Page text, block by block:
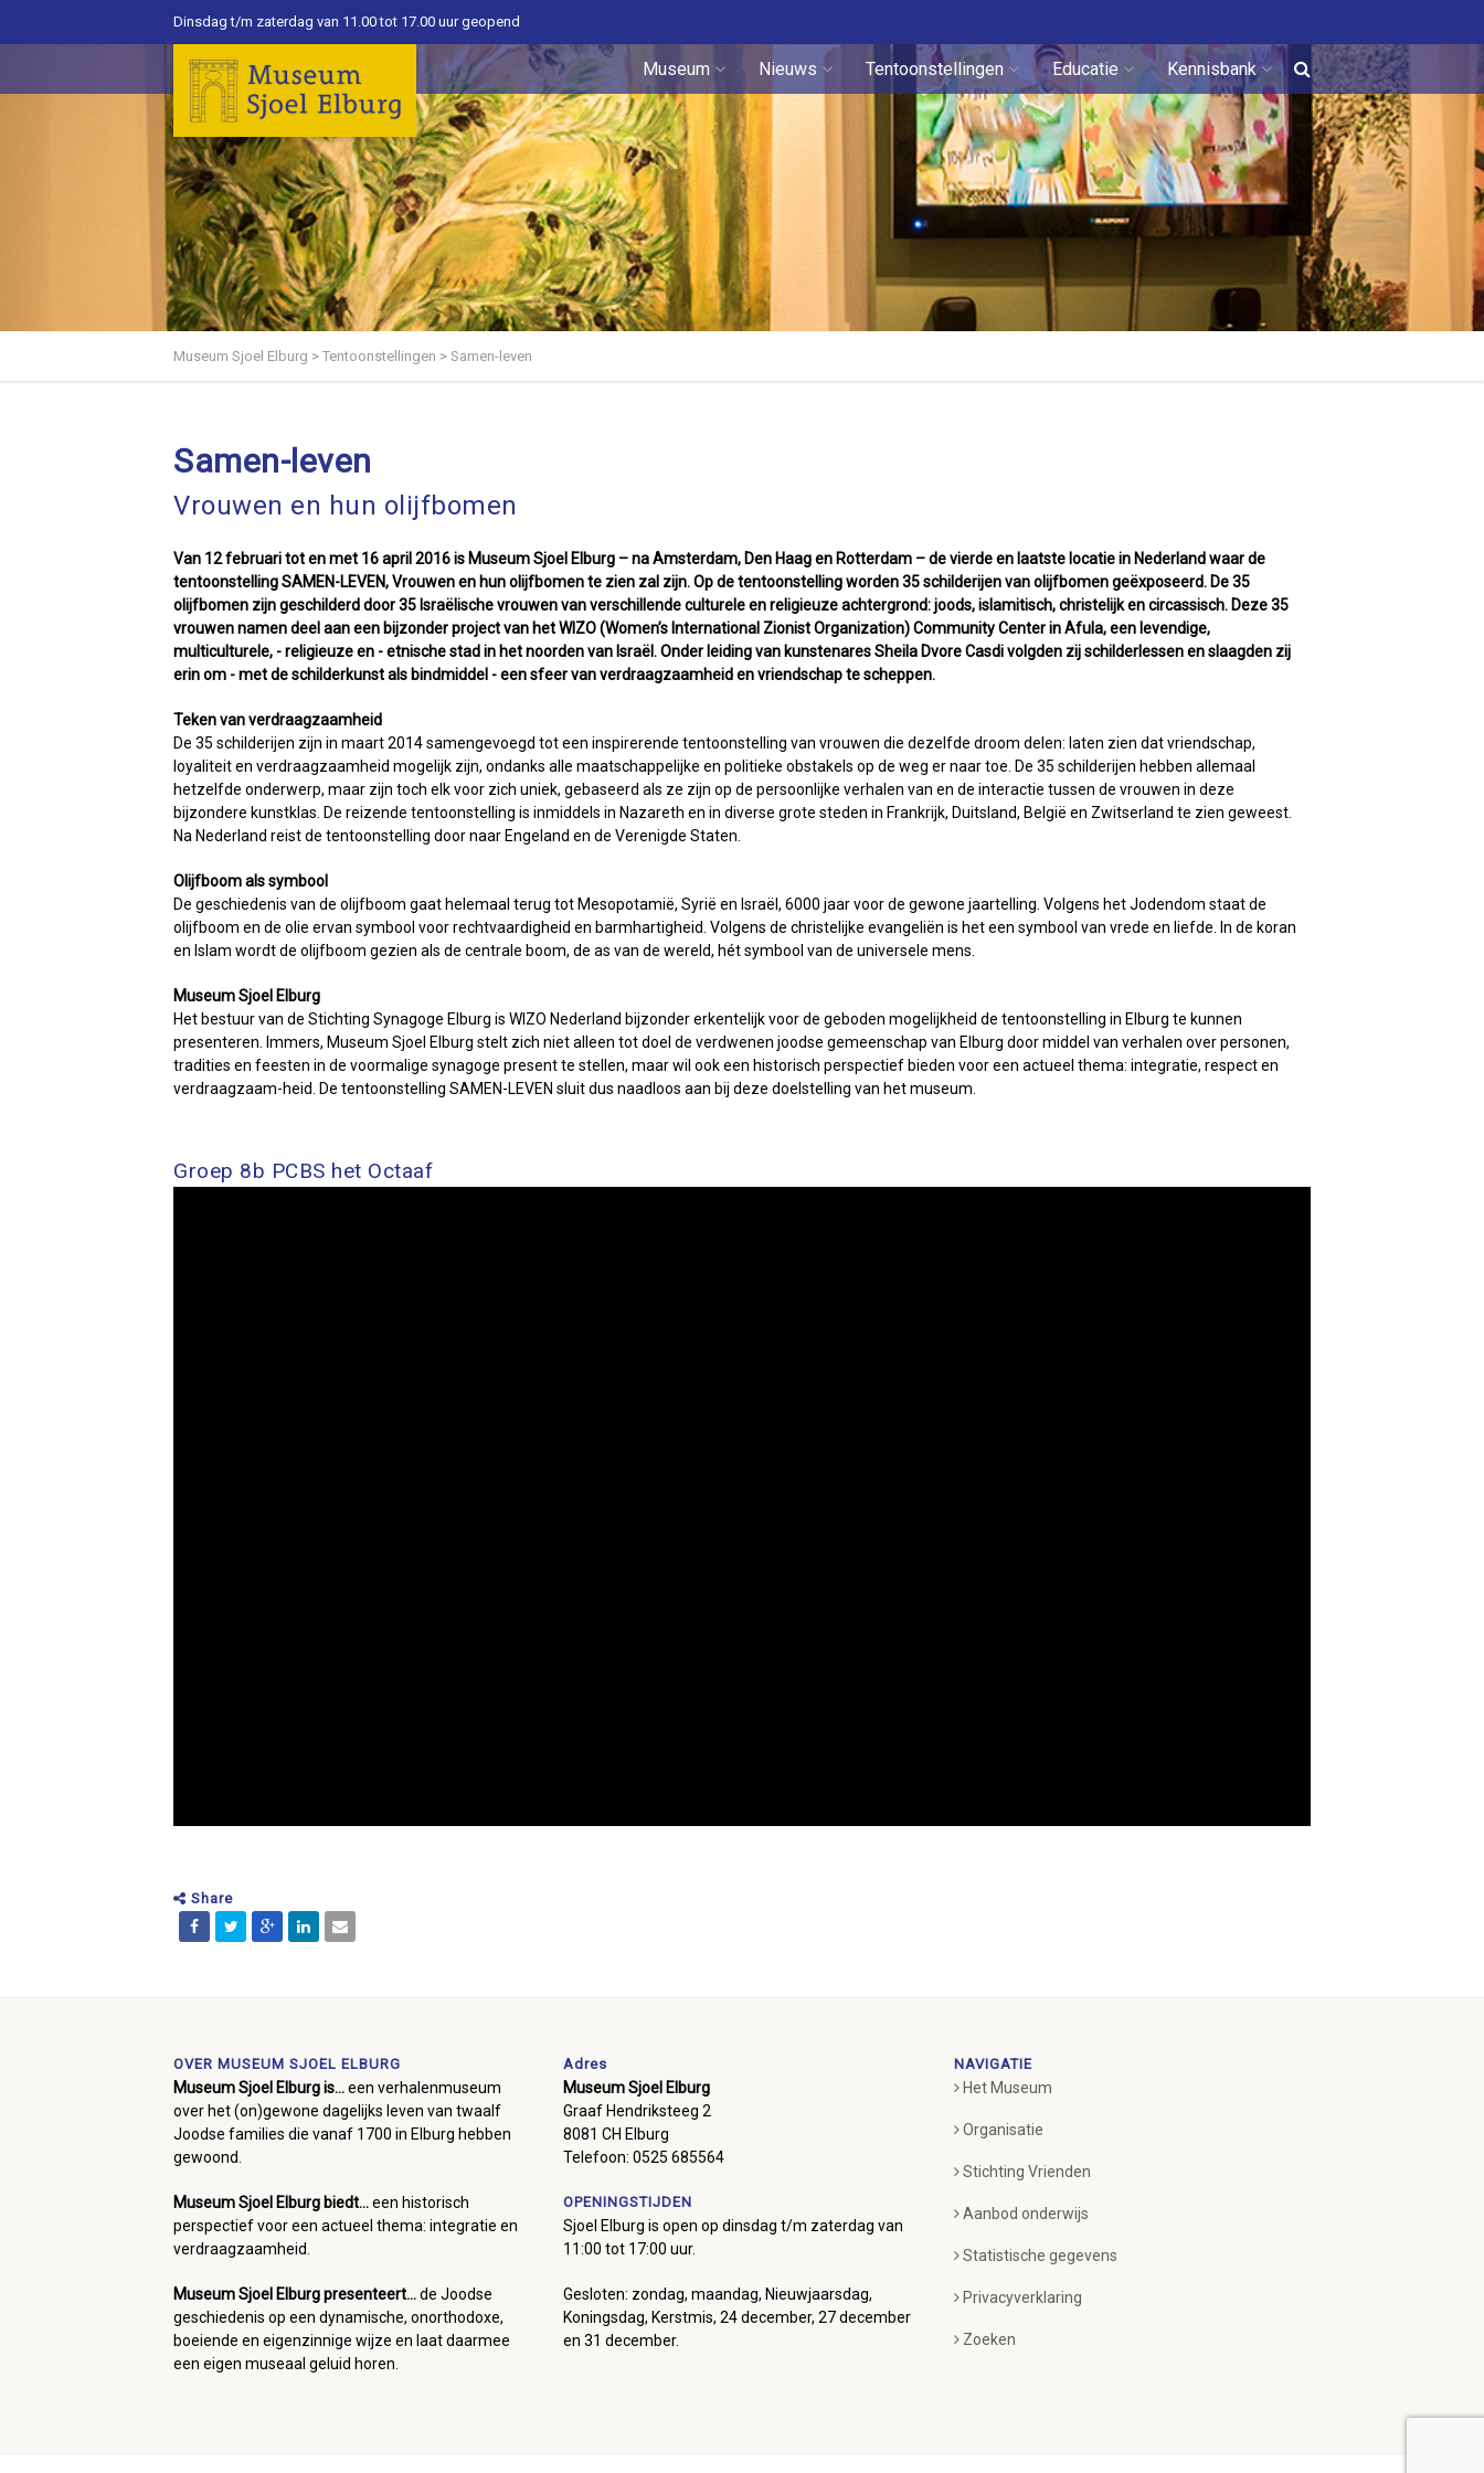
Dinsdag t/m zaterdag van 11.00 tot 17.00 uur geopend
Museum Nieuws Tentoonstellingen Educatie Kennisbank
Museum Sjoel Elburg > Tentoonstellingen > Samen-leven
Samen-leven
Vrouwen en hun olijfbomen
Van 12 februari tot en met 16 april 2016 is Museum Sjoel Elburg – na Amsterdam, Den Haag en Rotterdam – de vierde en laatste locatie in Nederland waar de
tentoonstelling SAMEN-LEVEN, Vrouwen en hun olijfbomen te zien zal zijn. Op de tentoonstelling worden 35 schilderijen van olijfbomen geëxposeerd. De 35
olijfbomen zijn geschilderd door 35 Israëlische vrouwen van verschillende culturele en religieuze achtergrond: joods, islamitisch, christelijk en circassisch. Deze 35
vrouwen namen deel aan een bijzonder project van het WIZO (Women’s International Zionist Organization) Community Center in Afula, een levendige,
multiculturele, - religieuze en - etnische stad in het noorden van Israël. Onder leiding van kunstenares Sheila Dvore Casdi volgden zij schilderlessen en slaagden zij
erin om - met de schilderkunst als bindmiddel - een sfeer van verdraagzaamheid en vriendschap te scheppen.
Teken van verdraagzaamheid
De 35 schilderijen zijn in maart 2014 samengevoegd tot een inspirerende tentoonstelling van vrouwen die dezelfde droom delen: laten zien dat vriendschap,
loyaliteit en verdraagzaamheid mogelijk zijn, ondanks alle maatschappelijke en politieke obstakels op de weg er naar toe. De 35 schilderijen hebben allemaal
hetzelfde onderwerp, maar zijn toch elk voor zich uniek, gebaseerd als ze zijn op de persoonlijke verhalen van en de interactie tussen de vrouwen in deze
bijzondere kunstklas. De reizende tentoonstelling is inmiddels in Nazareth en in diverse grote steden in Frankrijk, Duitsland, België en Zwitserland te zien geweest.
Na Nederland reist de tentoonstelling door naar Engeland en de Verenigde Staten.
Olijfboom als symbool
De geschiedenis van de olijfboom gaat helemaal terug tot Mesopotamië, Syrië en Israël, 6000 jaar voor de gewone jaartelling. Volgens het Jodendom staat de
olijfboom en de olie ervan symbool voor rechtvaardigheid en barmhartigheid. Volgens de christelijke evangeliën is het een symbool van vrede en liefde. In de koran
en Islam wordt de olijfboom gezien als de centrale boom, de as van de wereld, hét symbool van de universele mens.
Museum Sjoel Elburg
Het bestuur van de Stichting Synagoge Elburg is WIZO Nederland bijzonder erkentelijk voor de geboden mogelijkheid de tentoonstelling in Elburg te kunnen
presenteren. Immers, Museum Sjoel Elburg stelt zich niet alleen tot doel de verdwenen joodse gemeenschap van Elburg door middel van verhalen over personen,
tradities en feesten in de voormalige synagoge present te stellen, maar wil ook een historisch perspectief bieden voor een actueel thema: integratie, respect en
verdraagzaam-heid. De tentoonstelling SAMEN-LEVEN sluit dus naadloos aan bij deze doelstelling van het museum.
Groep 8b PCBS het Octaaf
Share
OVER MUSEUM SJOEL ELBURG
Museum Sjoel Elburg is...een verhalenmuseum
over het (on)gewone dagelijks leven van twaalf
Joodse families die vanaf 1700 in Elburg hebben
gewoond.
Museum Sjoel Elburg biedt...een historisch
perspectief voor een actueel thema: integratie en
verdraagzaamheid.
Museum Sjoel Elburg presenteert...de Joodse
geschiedenis op een dynamische, onorthodoxe,
boeiende en eigenzinnige wijze en laat daarmee
een eigen museaal geluid horen.
Adres
Museum Sjoel Elburg
Graaf Hendriksteeg 2
8081 CH Elburg
Telefoon: 0525 685564
OPENINGSTIJDEN
Sjoel Elburg is open op dinsdag t/m zaterdag van
11:00 tot 17:00 uur.
Gesloten: zondag, maandag, Nieuwjaarsdag,
Koningsdag, Kerstmis, 24 december, 27 december
en 31 december.
NAVIGATIE
Het Museum
Organisatie
Stichting Vrienden
Aanbod onderwijs
Statistische gegevens
Privacyverklaring
Zoeken